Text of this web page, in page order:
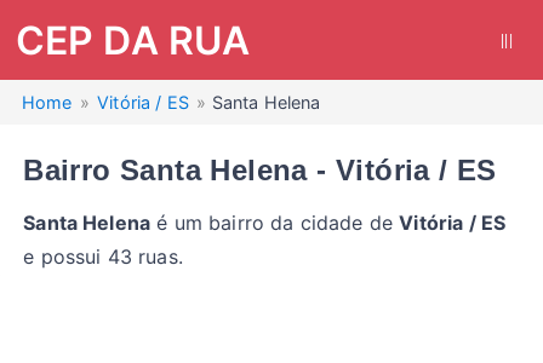
CEP DA RUA
Home Vitória / ES Santa Helena
Bairro Santa Helena - Vitória / ES
Santa Helena é um bairro da cidade deVitória / ES
e possui 43 ruas.